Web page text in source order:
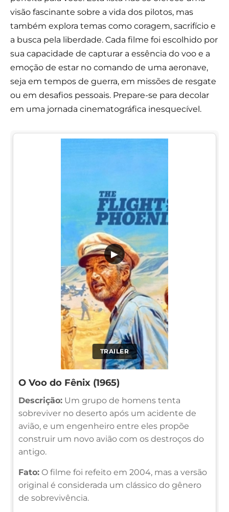
visão fascinante sobre a vida dos pilotos, mas
também explora temas como coragem, sacrifício e
a busca pela liberdade. Cada filme foi escolhido por
sua capacidade de capturar a essência do voo e a
emoção de estar no comando de uma aeronave,
seja em tempos de guerra, em missões de resgate
ou em desafios pessoais. Prepare-se para decolar
em uma jornada cinematográfica inesquecível.
TRAILER
▶
O Voo do Fênix (1965)
Descrição: Um grupo de homens tenta
sobreviver no deserto após um acidente de
avião, e um engenheiro entre eles propõe
construir um novo avião com os destroços do
antigo.
Fato: O filme foi refeito em 2004, mas a versão
original é considerada um clássico do gênero
de sobrevivência.